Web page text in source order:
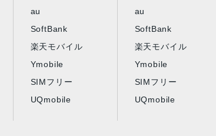
au
SoftBank
楽天モバイル
Ymobile
SIMフリー
UQmobile
au
SoftBank
楽天モバイル
Ymobile
SIMフリー
UQmobile